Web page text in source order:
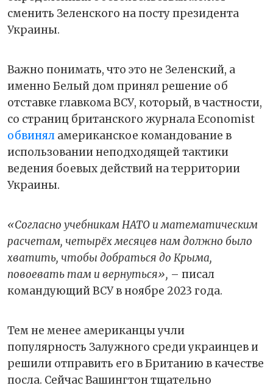
сменить Зеленского на посту президента
Украины.
Важно понимать, что это не Зеленский, а
именно Белый дом принял решение об
отставке главкома ВСУ, который, в частности,
со страниц британского журнала Economist
обвинял американское командование в
использовании неподходящей тактики
ведения боевых действий на территории
Украины.
«Согласно учебникам НАТО и математическим
расчетам, четырёх месяцев нам должно было
хватить, чтобы добраться до Крыма,
повоевать там и вернуться», – писал
командующий ВСУ в ноябре 2023 года.
Тем не менее американцы учли
популярность Залужного среди украинцев и
решили отправить его в Британию в качестве
посла. Сейчас Вашингтон тщательно